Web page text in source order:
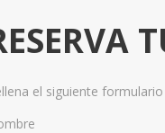
el siguiente